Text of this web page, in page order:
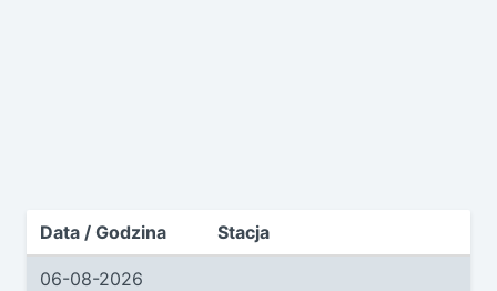
Data / Godzina Stacja
06-08-2026